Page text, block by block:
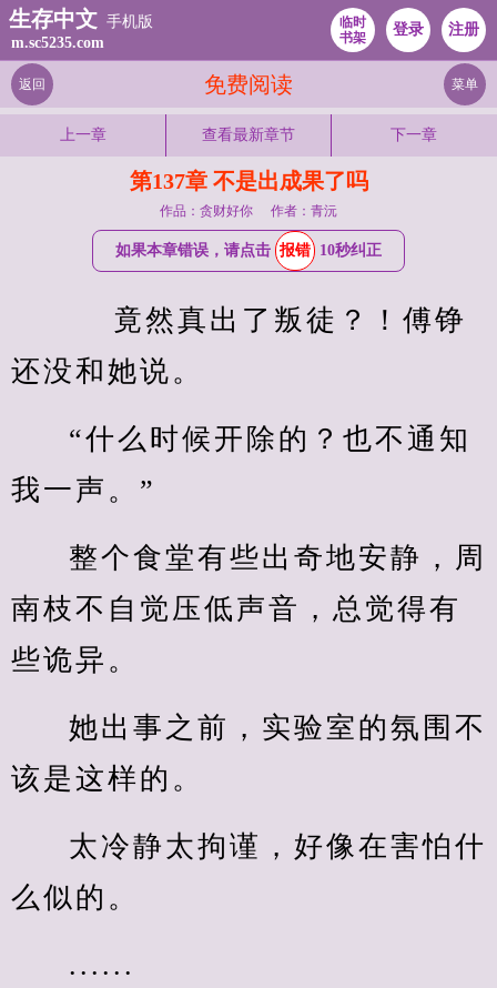
生存中文 手机版
m.sc5235.com
临时
书架
登录 注册
免费阅读
返回 菜单
上一章 查看最新章节 下一章
第137章 不是出成果了吗
作品：贪财好你 作者：青沅
如果本章错误，请点击 报错 10秒纠正
还没和她说。
“什么时候开除的？也不通知
我一声。”
整个食堂有些出奇地安静，周
南枝不自觉压低声音，总觉得有
些诡异。
她出事之前，实验室的氛围不
该是这样的。
太冷静太拘谨，好像在害怕什
么似的。
......